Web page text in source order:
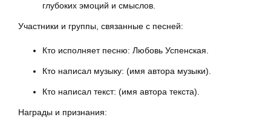
глубоких эмоций и смыслов.
Участники и группы, связанные с песней:
Кто исполняет песню: Любовь Успенская.
Кто написал музыку: (имя автора музыки).
Кто написал текст: (имя автора текста).
Награды и признания: